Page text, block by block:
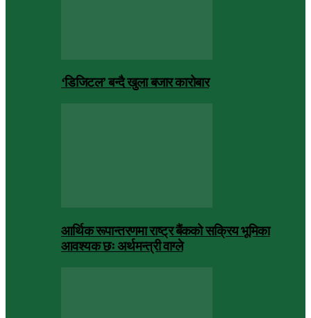
‘डिजिटल’ बन्दै खुला बजार कारोबार
आर्थिक रूपान्तरणमा राष्ट्र बैंकको सक्रिय भूमिका
आवश्यक छः अर्थमन्त्री वाग्ले